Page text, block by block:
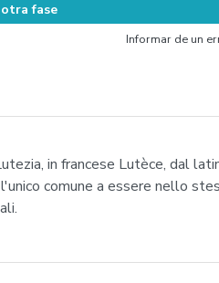
fase
Informar de un
in francese Lutèce, dal
comune a essere nello